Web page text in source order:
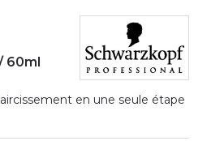
60ml
en une seule étape